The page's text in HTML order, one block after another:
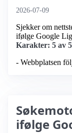
2026-07-09
Sjekker om
ifølge Google
Karakter: 5 av 5
- Webbplatsen
ifølge